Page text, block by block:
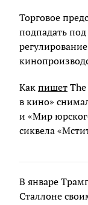
Торговое
подпадать
Какпишет
в кино»
и «Мир
сиквела
В январе
Сталлоне